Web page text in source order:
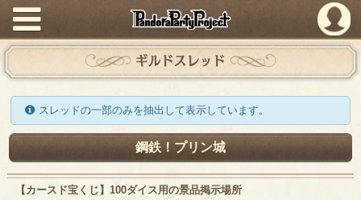
PandoraPartyProject
ギルドスレッド
スレッドの一部のみを抽出して表示しています。
鋼鉄！プリン城
【カースド宝くじ】100ダイス用の景品掲示場所